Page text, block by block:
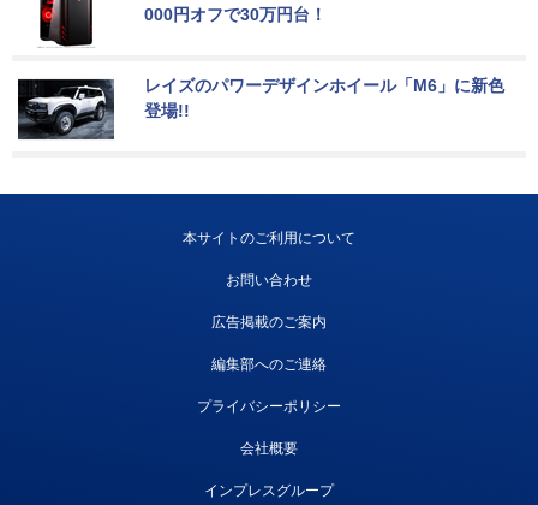
000円オフで30万円台！
レイズのパワーデザインホイール「M6」に新色
登場!!
本サイトのご利用について
お問い合わせ
広告掲載のご案内
編集部へのご連絡
プライバシーポリシー
会社概要
インプレスグループ